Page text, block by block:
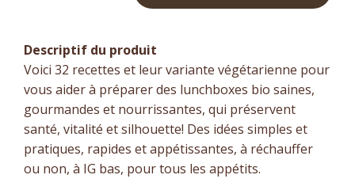
Descriptif du produit
Voici 32 recettes et leur variante végétarienne pour
vous aider à préparer des lunchboxes bio saines,
gourmandes et nourrissantes, qui préservent
santé, vitalité et silhouette! Des idées simples et
pratiques, rapides et appétissantes, à réchauffer
ou non, à IG bas, pour tous les appétits.